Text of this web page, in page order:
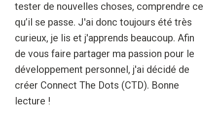
tester de nouvelles choses, comprendre ce
qu’il se passe. J'ai donc toujours été très
curieux, je lis et j'apprends beaucoup. Afin
de vous faire partager ma passion pour le
développement personnel, j'ai décidé de
créer Connect The Dots (CTD). Bonne
lecture !